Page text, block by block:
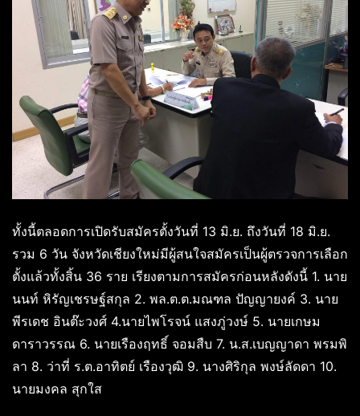
ทั้งนี้ตลอดการเปิดรับสมัครตั้งวันที่ 13 มิ.ย. ถึงวันที่ 18 มิ.ย.
รวม 6 วัน จังหวัดเชียงใหม่มีผู้สนใจสมัครเป็นผู้ตรวจการเลือก
ตั้งแล้วทั้งสิ้น 36 ราย เรียงตามการสมัครก่อนหลังดังนี้ 1. นาย
นนท์ หิรัญเชรษฐ์สกุล 2. พล.ต.ต.มณฑล ปัญญายงค์ 3. นาย
พีรเดช อินต๊ะวงศ์ 4.นายไพโรจน์ แสงภู่วงษ์ 5. นายเกษม
ดาราวรรณ 6. นายเรืองฤทธิ์ จอมสืบ 7. น.ส.เบญญาดา พรมพิ
ลา 8. ว่าที่ ร.ต.อาทิตย์ เรืองวุฒิ 9. นางศิริกุล พงษ์ลัดดา 10.
นายมงคล สุกใส